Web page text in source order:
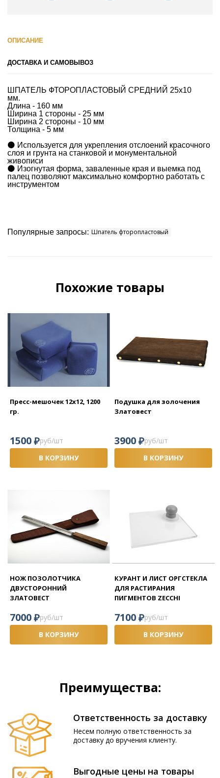
ОПИСАНИЕ
ДОСТАВКА И САМОВЫВОЗ
ШПАТЕЛЬ ФТОРОПЛАСТОВЫЙ СРЕДНИЙ 25х10
мм.
Длина - 160 мм
Ширина 1 стороны - 25 мм
Ширина 2 стороны - 10 мм
Толщина - 5 мм
⚫️ Используется для укрепления отслоений красочного
слоя и грунта на станковой и монументальной
живописи
⚫️ Изогнутая форма, заваленные края и выемка под
палец позволяют максимально комфортно работать с
инструментом
Популярные запросы: Шпатель фторопластовый
Похожие товары
Пресс-мешочек 12х12, 1200
гр.
1500₽руб/шт
В КОРЗИНУ
Подушка для золочения
Златовест
3900₽руб/шт
В КОРЗИНУ
НОЖ ПОЗОЛОТЧИКА
ДВУСТОРОННИЙ
ЗЛАТОВЕСТ
7000₽руб/шт
В КОРЗИНУ
КУРАНТ И ЛИСТ ОРГСТЕКЛА
ДЛЯ РАСТИРАНИЯ
ПИГМЕНТОВ ZECCHI
7100₽руб/шт
В КОРЗИНУ
Преимущества:
Ответственность за доставку
Несем полную ответственность за
доставку до вручения клиенту.
Выгодные цены на товары